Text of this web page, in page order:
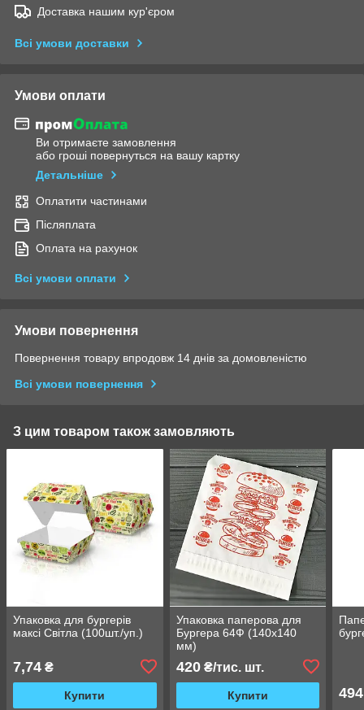
Доставка нашим кур'єром
Всі умови доставки
Умови оплати
Ви отримаєте замовлення
або гроші повернуться на вашу картку
Детальніше
Оплатити частинами
Післяплата
Оплата на рахунок
Всі умови оплати
Умови повернення
Повернення товару впродовж 14 днів за домовленістю
Всі умови повернення
З цим товаром також замовляють
Упаковка для бургерів
максі Світла (100шт./уп.)
7,74 ₴
Купити
Упаковка паперова для
Бургера 64Ф (140x140
мм)
420₴/тис. шт.
Купити 494